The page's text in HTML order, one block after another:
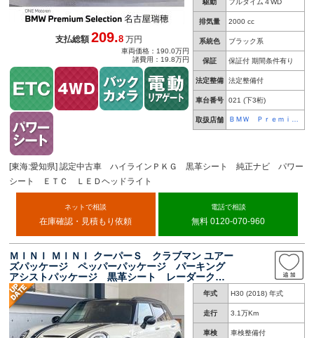
駆動 フルタイム４WD
排気量 2000 cc
系統色 ブラック系
保証 保証付 期間条件有り
法定整備 法定整備付
車台番号 021 (下3桁)
取扱店舗
ＢＭＷ Ｐｒｅｍｉｕ
ｍ Ｓｅｌｅｃｔｉｏ
支払総額209.8 万円
車両価格：190.0万円
諸費用：19.8万円
[東海:愛知県] 認定中古車 ハイラインＰＫＧ 黒革シート 純正ナビ パワー
シート ＥＴＣ ＬＥＤヘッドライト
ネットで相談
在庫確認・見積もり依頼
電話で相談
無料 0120-070-960
ＭＩＮＩ ＭＩＮＩ クーパーＳ クラブマン ユアー
ズパッケージ ペッパーパッケージ パーキング
アシストパッケージ 黒革シート レーダークル
ーズ バックカメラ 純正ナビ 前席シートヒー
ター メモリー付パワーシート ＬＥＤヘッドラ
イト 禁煙車
年式 H30 (2018) 年式
走行 3.1万Km
車検 車検整備付